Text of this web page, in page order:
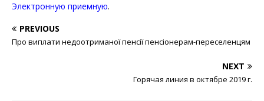
Электронную приемную.
PREVIOUS
Про виплати недоотриманої пенсії пенсіонерам-переселенцям
NEXT
Горячая линия в октябре 2019 г.